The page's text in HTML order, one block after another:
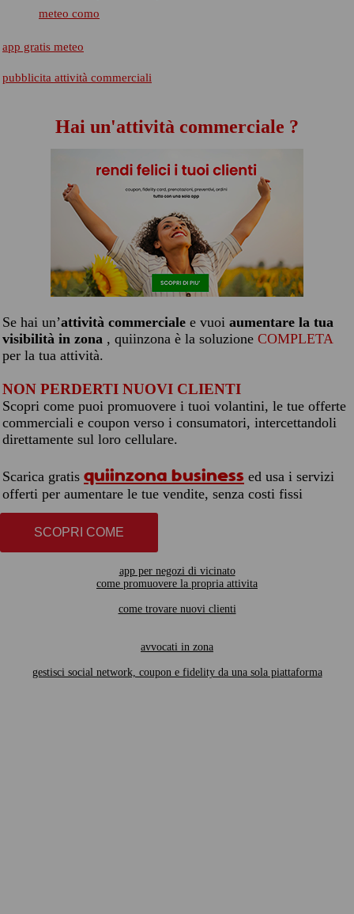
meteo como
app gratis meteo
pubblicita attività commerciali
Hai un'attività commerciale ?
Se hai un’attività commerciale e vuoi aumentare la tua
visibilità in zona , quiinzona è la soluzione COMPLETA
per la tua attività.
NON PERDERTI NUOVI CLIENTI
Scopri come puoi promuovere i tuoi volantini, le tue offerte
commerciali e coupon verso i consumatori, intercettandoli
direttamente sul loro cellulare.
Scarica gratis quiinzona business ed usa i servizi
offerti per aumentare le tue vendite, senza costi fissi
SCOPRI COME
app per negozi di vicinato
come promuovere la propria attivita
come trovare nuovi clienti
avvocati in zona
gestisci social network, coupon e fidelity da una sola piattaforma